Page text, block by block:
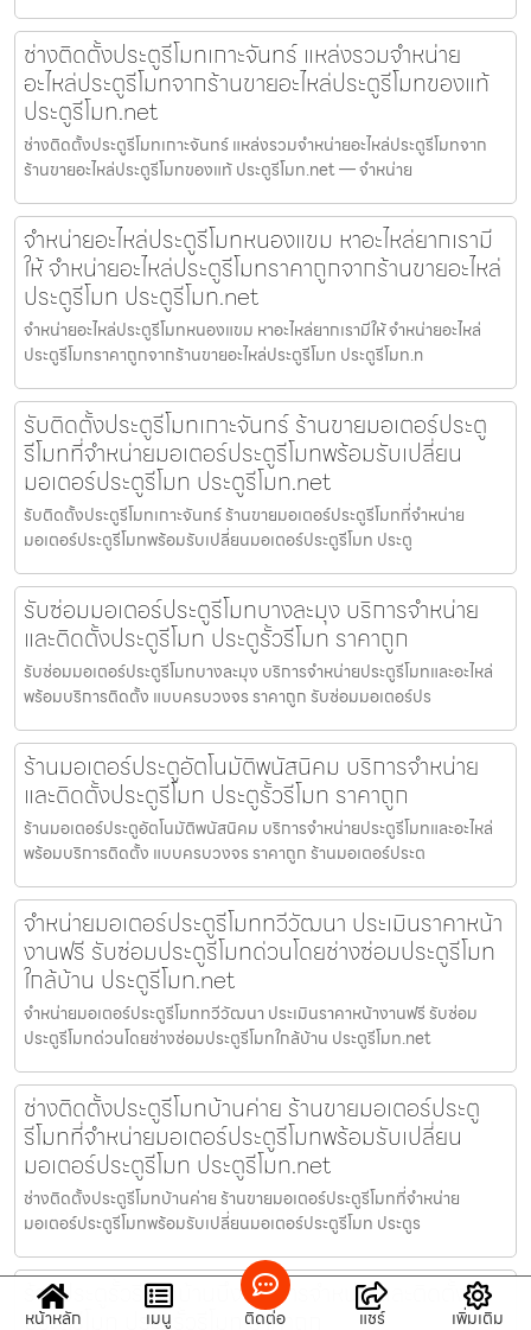
ช่างติดตั้งประตูรีโมทเกาะจันทร์ แหล่งรวมจำหน่าย
อะไหล่ประตูรีโมทจากร้านขายอะไหล่ประตูรีโมทของแท้
ประตูรีโมท.net
ช่างติดตั้งประตูรีโมทเกาะจันทร์ แหล่งรวมจำหน่ายอะไหล่ประตูรีโมทจาก
ร้านขายอะไหล่ประตูรีโมทของแท้ ประตูรีโมท.net — จำหน่าย
จำหน่ายอะไหล่ประตูรีโมทหนองแขม หาอะไหล่ยากเรามี
ให้ จำหน่ายอะไหล่ประตูรีโมทราคาถูกจากร้านขายอะไหล่
ประตูรีโมท ประตูรีโมท.net
จำหน่ายอะไหล่ประตูรีโมทหนองแขม หาอะไหล่ยากเรามีให้ จำหน่ายอะไหล่
ประตูรีโมทราคาถูกจากร้านขายอะไหล่ประตูรีโมท ประตูรีโมท.n
รับติดตั้งประตูรีโมทเกาะจันทร์ ร้านขายมอเตอร์ประตู
รีโมทที่จำหน่ายมอเตอร์ประตูรีโมทพร้อมรับเปลี่ยน
มอเตอร์ประตูรีโมท ประตูรีโมท.net
รับติดตั้งประตูรีโมทเกาะจันทร์ ร้านขายมอเตอร์ประตูรีโมทที่จำหน่าย
มอเตอร์ประตูรีโมทพร้อมรับเปลี่ยนมอเตอร์ประตูรีโมท ประตู
รับซ่อมมอเตอร์ประตูรีโมทบางละมุง บริการจำหน่าย
และติดตั้งประตูรีโมท ประตูรั้วรีโมท ราคาถูก
รับซ่อมมอเตอร์ประตูรีโมทบางละมุง บริการจำหน่ายประตูรีโมทและอะไหล่
พร้อมบริการติดตั้ง แบบครบวงจร ราคาถูก รับซ่อมมอเตอร์ปร
ร้านมอเตอร์ประตูอัตโนมัติพนัสนิคม บริการจำหน่าย
และติดตั้งประตูรีโมท ประตูรั้วรีโมท ราคาถูก
ร้านมอเตอร์ประตูอัตโนมัติพนัสนิคม บริการจำหน่ายประตูรีโมทและอะไหล่
พร้อมบริการติดตั้ง แบบครบวงจร ราคาถูก ร้านมอเตอร์ประต
จำหน่ายมอเตอร์ประตูรีโมททวีวัฒนา ประเมินราคาหน้า
งานฟรี รับซ่อมประตูรีโมทด่วนโดยช่างซ่อมประตูรีโมท
ใกล้บ้าน ประตูรีโมท.net
จำหน่ายมอเตอร์ประตูรีโมททวีวัฒนา ประเมินราคาหน้างานฟรี รับซ่อม
ประตูรีโมทด่วนโดยช่างซ่อมประตูรีโมทใกล้บ้าน ประตูรีโมท.net
ช่างติดตั้งประตูรีโมทบ้านค่าย ร้านขายมอเตอร์ประตู
รีโมทที่จำหน่ายมอเตอร์ประตูรีโมทพร้อมรับเปลี่ยน
มอเตอร์ประตูรีโมท ประตูรีโมท.net
ช่างติดตั้งประตูรีโมทบ้านค่าย ร้านขายมอเตอร์ประตูรีโมทที่จำหน่าย
มอเตอร์ประตูรีโมทพร้อมรับเปลี่ยนมอเตอร์ประตูรีโมท ประตูร
ร้านประตูรั้วรีโมทบ้านบึง บริการจำหน่ายและติดตั้ง
ประตูรีโมท ประตูรั้วรีโมท ราคาถูก
หน้าหลัก เมนู ติดต่อ แชร์ เพิ่มเติม